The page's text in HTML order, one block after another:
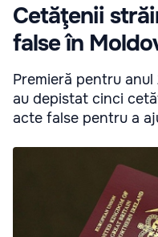
Cetăţenii
false în
Premieră pentru
au depistat cinci
acte false pentru a